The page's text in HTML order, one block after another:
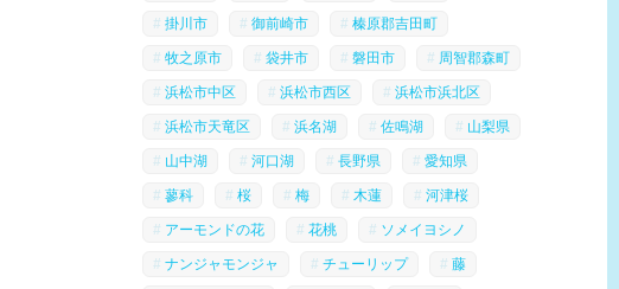
掛川市 御前崎市 榛原郡吉田町
牧之原市 袋井市 磐田市 周智郡森町
浜松市中区 浜松市西区 浜松市浜北区
浜松市天竜区 浜名湖 佐鳴湖 山梨県
山中湖 河口湖 長野県 愛知県
蓼科 桜 梅 木蓮 河津桜
アーモンドの花 花桃 ソメイヨシノ
ナンジャモンジャ チューリップ 藤